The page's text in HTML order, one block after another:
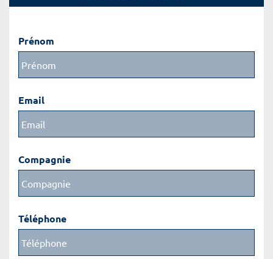
Prénom
Email
Compagnie
Téléphone